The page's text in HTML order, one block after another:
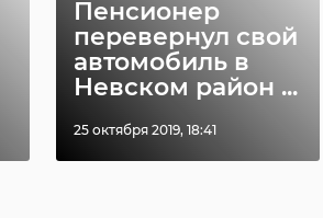
Пенсионер
перевернул свой
автомобиль в
Невском район ...
25 октября 2019, 18:41